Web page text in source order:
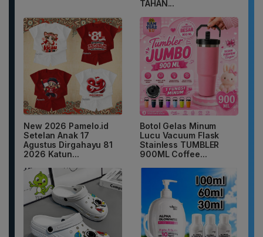
TAHAN...
New 2026 Pamelo.id
Setelan Anak 17
Agustus Dirgahayu 81
2026 Katun...
Botol Gelas Minum
Lucu Vacuum Flask
Stainless TUMBLER
900ML Coffee...